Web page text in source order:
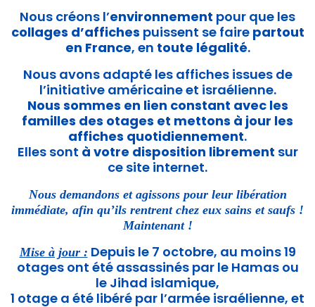
Nous créons l’environnement pour que les
collages d’affiches puissent se faire partout
en France, en toute légalité.
Nous avons adapté les affiches issues de
l’initiative américaine et israélienne.
Nous sommes en lien constant avec les
familles des otages et mettons à jour les
affiches quotidiennement.
Elles sont à votre disposition librement sur
ce site internet.
Nous demandons et agissons pour leur libération
immédiate, afin qu’ils rentrent chez eux sains et saufs !
Maintenant !
Mise à jour : Depuis le 7 octobre, au moins 19
otages ont été assassinés par le Hamas ou
le Jihad islamique,
1 otage a été libéré par l’armée israélienne, et